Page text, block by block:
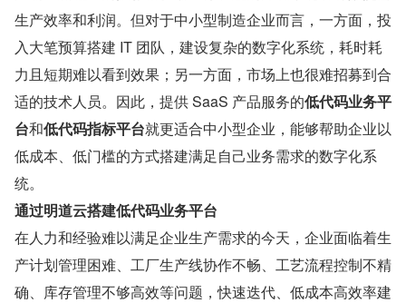
生产效率和利润。但对于中小型制造企业而言，一方面，投
入大笔预算搭建 IT 团队，建设复杂的数字化系统，耗时耗
力且短期难以看到效果；另一方面，市场上也很难招募到合
适的技术人员。因此，提供 SaaS 产品服务的低代码业务平
台和低代码指标平台就更适合中小型企业，能够帮助企业以
低成本、低门槛的方式搭建满足自己业务需求的数字化系
统。
通过明道云搭建低代码业务平台
在人力和经验难以满足企业生产需求的今天，企业面临着生
产计划管理困难、工厂生产线协作不畅、工艺流程控制不精
确、库存管理不够高效等问题，快速迭代、低成本高效率建